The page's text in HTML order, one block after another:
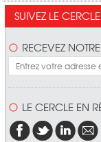
SUIVEZ LE CERCLE
RECEVEZ
LE CERCLE EN